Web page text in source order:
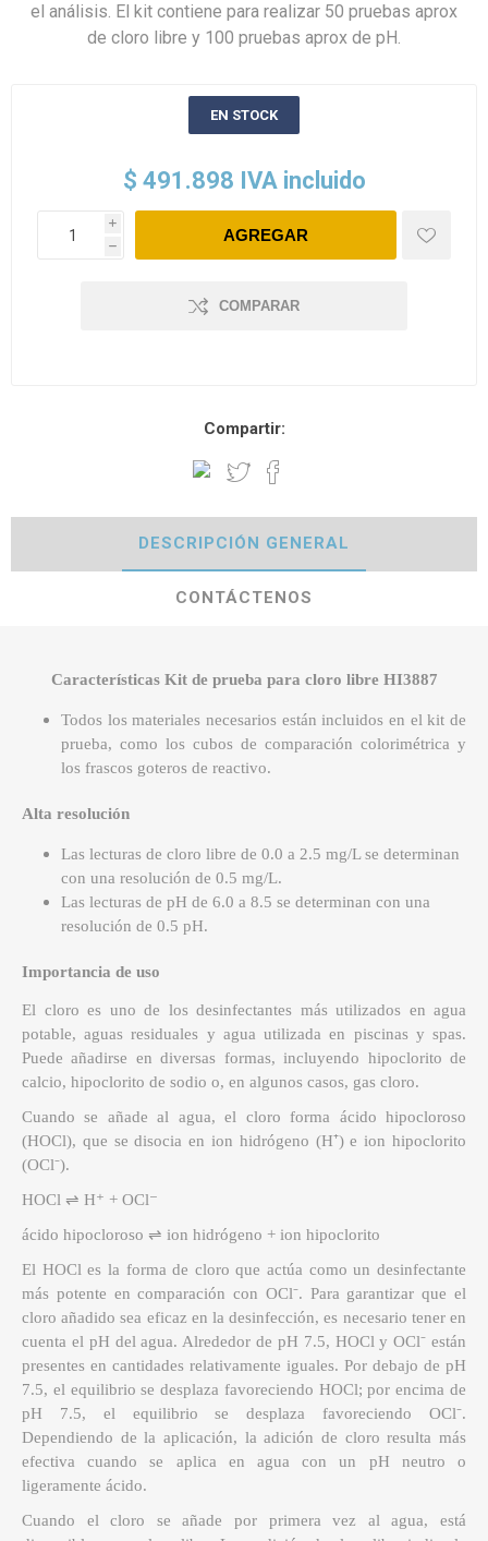
el análisis. El kit contiene para realizar 50 pruebas aprox
de cloro libre y 100 pruebas aprox de pH.
EN STOCK
$ 491.898 IVA incluido
i
h
COMPARAR
Compartir:
DESCRIPCIÓN GENERAL
CONTÁCTENOS
Características Kit de prueba para cloro libre HI3887
Todos los materiales necesarios están incluidos en el kit de
prueba, como los cubos de comparación colorimétrica y
los frascos goteros de reactivo.
Alta resolución
Las lecturas de cloro libre de 0.0 a 2.5 mg/L se determinan
con una resolución de 0.5 mg/L.
Las lecturas de pH de 6.0 a 8.5 se determinan con una
resolución de 0.5 pH.
Importancia de uso
El cloro es uno de los desinfectantes más utilizados en agua
potable, aguas residuales y agua utilizada en piscinas y spas.
Puede añadirse en diversas formas, incluyendo hipoclorito de
calcio, hipoclorito de sodio o, en algunos casos, gas cloro.
Cuando se añade al agua, el cloro forma ácido hipocloroso
(HOCl), que se disocia en ion hidrógeno (H⁺) e ion hipoclorito
(OCl⁻).
HOCl ⇌ H⁺ + OCl⁻
ácido hipocloroso ⇌ ion hidrógeno + ion hipoclorito
El HOCl es la forma de cloro que actúa como un desinfectante
más potente en comparación con OCl⁻. Para garantizar que el
cloro añadido sea eficaz en la desinfección, es necesario tener en
cuenta el pH del agua. Alrededor de pH 7.5, HOCl y OCl⁻ están
presentes en cantidades relativamente iguales. Por debajo de pH
7.5, el equilibrio se desplaza favoreciendo HOCl; por encima de
pH 7.5, el equilibrio se desplaza favoreciendo OCl⁻.
Dependiendo de la aplicación, la adición de cloro resulta más
efectiva cuando se aplica en agua con un pH neutro o
ligeramente ácido.
Cuando el cloro se añade por primera vez al agua, está